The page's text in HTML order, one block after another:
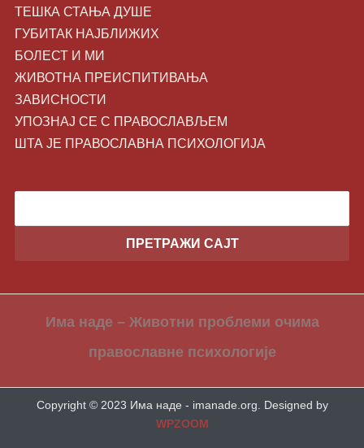
ТЕШКА СТАЊА ДУШЕ
ГУБИТАК НАЈБЛИЖИХ
БОЛЕСТ И МИ
ЖИВОТНA ПРЕИСПИТИВАЊА
ЗАВИСНОСТИ
УПОЗНАЈ СЕ С ПРАВОСЛАВЉЕМ
ШТА ЈЕ ПРАВОСЛАВНА ПСИХОЛОГИЈА
Има наде – Животни проблеми очима
православне психологије
Copyright © 2023 Има наде - imanade.org. Designed by
WPZOOM